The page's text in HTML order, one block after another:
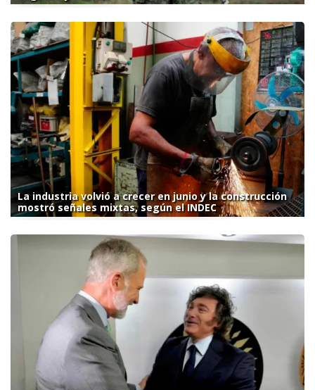
La industria volvió a crecer en junio y la construcción
mostró señales mixtas, según el INDEC